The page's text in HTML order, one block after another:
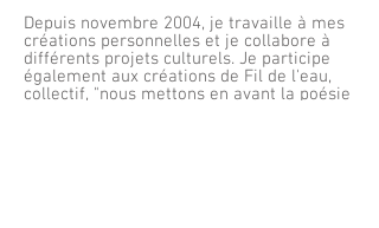
​Depuis novembre 2004, je travaille à mes
créations personnelles et je collabore à
différents projets culturels. Je participe
également aux créations de Fil de l'eau,
collectif, "nous mettons en avant la poésie